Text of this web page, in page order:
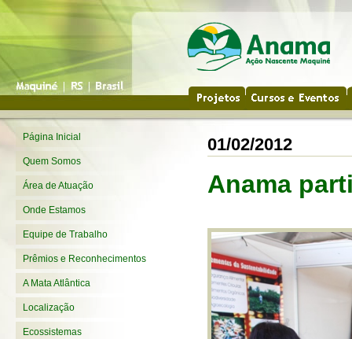
Página Inicial
Quem Somos
Área de Atuação
Onde Estamos
Equipe de Trabalho
Prêmios e Reconhecimentos
A Mata Atlântica
Localização
Ecossistemas
01/02/2012
Anama